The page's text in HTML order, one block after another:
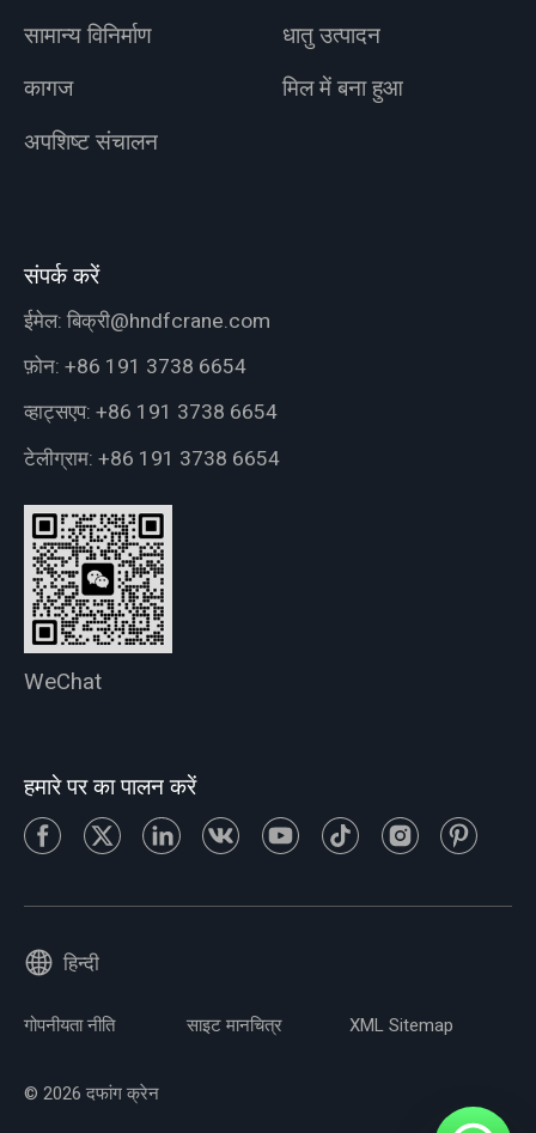
सामान्य विनिर्माण
धातु उत्पादन
कागज
मिल में बना हुआ
अपशिष्ट संचालन
संपर्क करें
ईमेल: बिक्री@hndfcrane.com
फ़ोन: +86 191 3738 6654
व्हाट्सएप: +86 191 3738 6654
टेलीग्राम: +86 191 3738 6654
WeChat
हमारे पर का पालन करें
हिन्दी
गोपनीयता नीति साइट मानचित्र XML Sitemap
© 2026 दफांग क्रेन